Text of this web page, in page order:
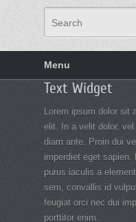
Search
Menu
Text Widget
Lorem ipsum dolor sit
elit. In a velit dolor,
diam ante. Proin dui
imperdiet eget
purus iaculis a
sem, convallis id
feugiat orci nec dui
porttitor enim.